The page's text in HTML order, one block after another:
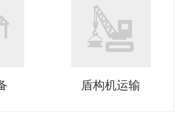
盾构机运输